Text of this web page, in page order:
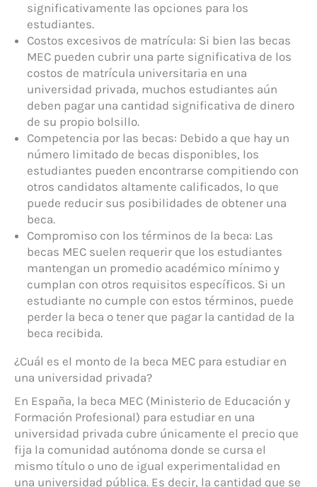
significativamente las opciones para los
estudiantes.
Costos excesivos de matrícula: Si bien las becas
MEC pueden cubrir una parte significativa de los
costos de matrícula universitaria en una
universidad privada, muchos estudiantes aún
deben pagar una cantidad significativa de dinero
de su propio bolsillo.
Competencia por las becas: Debido a que hay un
número limitado de becas disponibles, los
estudiantes pueden encontrarse compitiendo con
otros candidatos altamente calificados, lo que
puede reducir sus posibilidades de obtener una
beca.
Compromiso con los términos de la beca: Las
becas MEC suelen requerir que los estudiantes
mantengan un promedio académico mínimo y
cumplan con otros requisitos específicos. Si un
estudiante no cumple con estos términos, puede
perder la beca o tener que pagar la cantidad de la
beca recibida.
¿Cuál es el monto de la beca MEC para estudiar en
una universidad privada?
En España, la beca MEC (Ministerio de Educación y
Formación Profesional) para estudiar en una
universidad privada cubre únicamente el precio que
fija la comunidad autónoma donde se cursa el
mismo título o uno de igual experimentalidad en
una universidad pública. Es decir, la cantidad que se